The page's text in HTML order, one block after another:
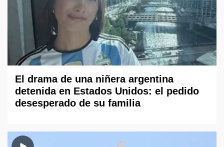
El drama de una niñera argentina
detenida en Estados Unidos: el pedido
desesperado de su familia